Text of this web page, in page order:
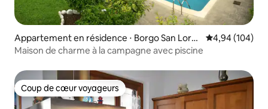
Appartement en résidence ⋅ Borgo San Lore
nzo
Évaluation
4,94 (104)
Maison de charme à la campagne avec piscine
Coup de cœur voyageurs
Coup de cœur voyageurs